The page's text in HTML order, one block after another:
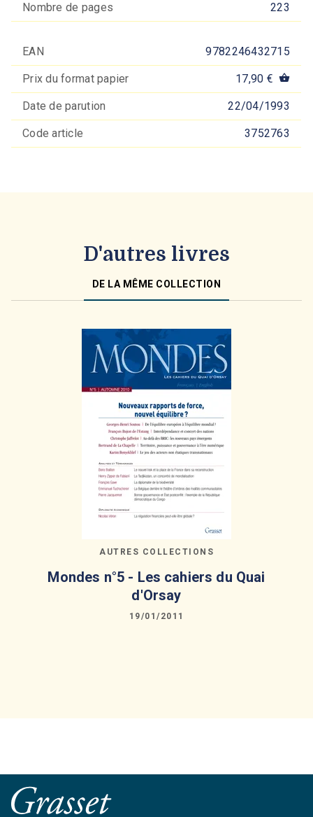
Nombre de pages 223
EAN 9782246432715
Prix du format papier 17,90 € shopping_basket
Date de parution 22/04/1993
Code article 3752763
D'autres livres
DE LA MÊME COLLECTION
AUTRES COLLECTIONS
Mondes n°5 - Les cahiers du Quai
d'Orsay
19/01/2011